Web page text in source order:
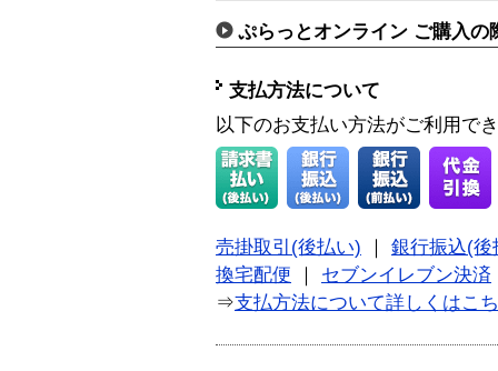
ぷらっとオンライン ご購入の
支払方法について
以下のお支払い方法がご利用で
売掛取引(後払い)
銀行振込(後
換宅配便
セブンイレブン決済
⇒支払方法について詳しくはこ